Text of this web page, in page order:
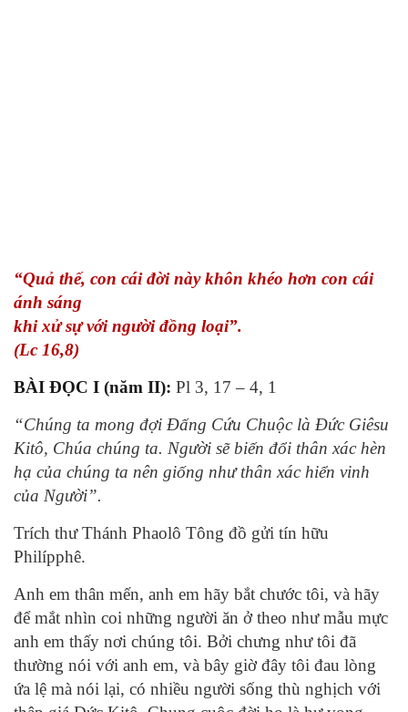
“Quả thế, con cái đời này khôn khéo hơn con cái
ánh sáng
khi xử sự với người đồng loại”.
(Lc 16,8)
BÀI ĐỌC I (năm II): Pl 3, 17 – 4, 1
“Chúng ta mong đợi Ðấng Cứu Chuộc là Ðức Giêsu
Kitô, Chúa chúng ta. Người sẽ biến đổi thân xác hèn
hạ của chúng ta nên giống như thân xác hiển vinh
của Người”.
Trích thư Thánh Phaolô Tông đồ gửi tín hữu
Philípphê.
Anh em thân mến, anh em hãy bắt chước tôi, và hãy
để mắt nhìn coi những người ăn ở theo như mẫu mực
anh em thấy nơi chúng tôi. Bởi chưng như tôi đã
thường nói với anh em, và bây giờ đây tôi đau lòng
ứa lệ mà nói lại, có nhiều người sống thù nghịch với